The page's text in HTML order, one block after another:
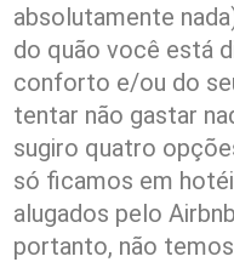
absolutamente
do quão você está
conforto e/ou do
tentar não gastar
sugiro quatro
só ficamos em
alugados pelo
portanto, não